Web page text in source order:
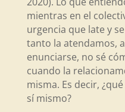
mientras en el
urgencia que late y
tanto la atendamos,
enunciarse, no sé
cuando la
misma. Es decir,
sí mismo?